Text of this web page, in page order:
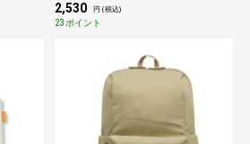
2,530 円 (税込)
23ポイント